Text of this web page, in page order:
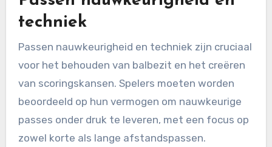
techniek
Passen nauwkeurigheid en techniek zijn cruciaal
voor het behouden van balbezit en het creëren
van scoringskansen. Spelers moeten worden
beoordeeld op hun vermogen om nauwkeurige
passes onder druk te leveren, met een focus op
zowel korte als lange afstandspassen.